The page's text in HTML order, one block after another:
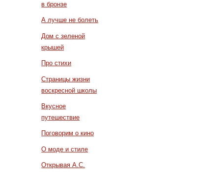
в бронзе
А лучше не болеть
Дом с зеленой
крышей
Про стихи
Страницы жизни
воскресной школы
Вкусное
путешествие
Поговорим о кино
О моде и стиле
Открывая А.С.